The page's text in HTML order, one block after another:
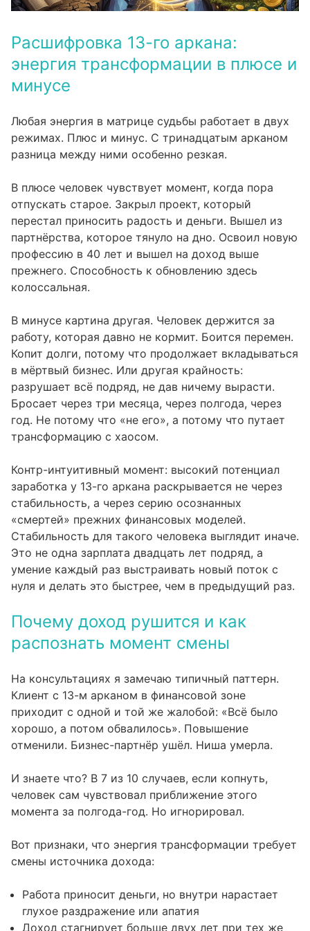
Расшифровка 13-го аркана:
энергия трансформации в плюсе и
минусе
Любая энергия в матрице судьбы работает в двух
режимах. Плюс и минус. С тринадцатым арканом
разница между ними особенно резкая.
В плюсе человек чувствует момент, когда пора
отпускать старое. Закрыл проект, который
перестал приносить радость и деньги. Вышел из
партнёрства, которое тянуло на дно. Освоил новую
профессию в 40 лет и вышел на доход выше
прежнего. Способность к обновлению здесь
колоссальная.
В минусе картина другая. Человек держится за
работу, которая давно не кормит. Боится перемен.
Копит долги, потому что продолжает вкладываться
в мёртвый бизнес. Или другая крайность:
разрушает всё подряд, не дав ничему вырасти.
Бросает через три месяца, через полгода, через
год. Не потому что «не его», а потому что путает
трансформацию с хаосом.
Контр-интуитивный момент: высокий потенциал
заработка у 13-го аркана раскрывается не через
стабильность, а через серию осознанных
«смертей» прежних финансовых моделей.
Стабильность для такого человека выглядит иначе.
Это не одна зарплата двадцать лет подряд, а
умение каждый раз выстраивать новый поток с
нуля и делать это быстрее, чем в предыдущий раз.
Почему доход рушится и как
распознать момент смены
На консультациях я замечаю типичный паттерн.
Клиент с 13-м арканом в финансовой зоне
приходит с одной и той же жалобой: «Всё было
хорошо, а потом обвалилось». Повышение
отменили. Бизнес-партнёр ушёл. Ниша умерла.
И знаете что? В 7 из 10 случаев, если копнуть,
человек сам чувствовал приближение этого
момента за полгода-год. Но игнорировал.
Вот признаки, что энергия трансформации требует
смены источника дохода:
Работа приносит деньги, но внутри нарастает
глухое раздражение или апатия
Доход стагнирует больше двух лет при тех же